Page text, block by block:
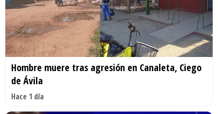
Hombre muere tras agresión en Canaleta, Ciego
de Ávila
Hace 1 día